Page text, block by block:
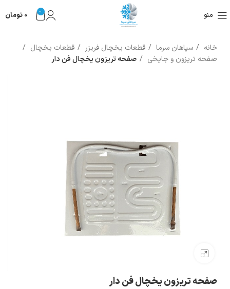
منو 0
0 تومان
خانه سپاهان سرما قطعات یخچال فریزر
قطعات یخچال
صفحه تریزون و جایخی
صفحه تریزون یخچال فن دار
صفحه تریزون یخچال فن دار